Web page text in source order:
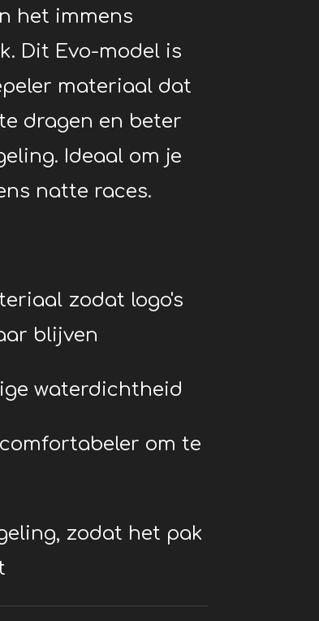
het immens
Dit Evo-model is
materiaal dat
dragen en beter
Ideaal om je
natte races.
zodat logo's
blijven
waterdichtheid
om te
zodat het pak